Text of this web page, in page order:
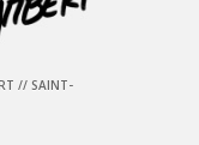
// SAINT-